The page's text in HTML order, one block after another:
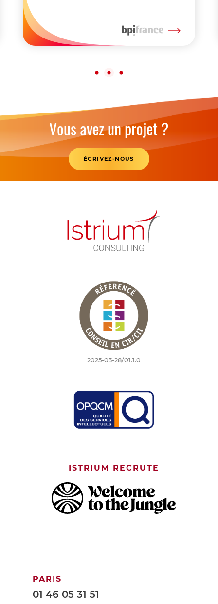
1 2
Vous avez un projet ?
ÉCRIVEZ-NOUS
2025-03-28/01.1.0
ISTRIUM RECRUTE
PARIS
01 46 05 31 51